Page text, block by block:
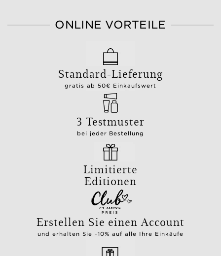
ONLINE VORTEILE
Standard-Lieferung
gratis ab 50€ Einkaufswert
3 Testmuster
bei jeder Bestellung
Limitierte
Editionen
Erstellen Sie einen Account
und erhalten Sie -10% auf alle Ihre Einkäufe